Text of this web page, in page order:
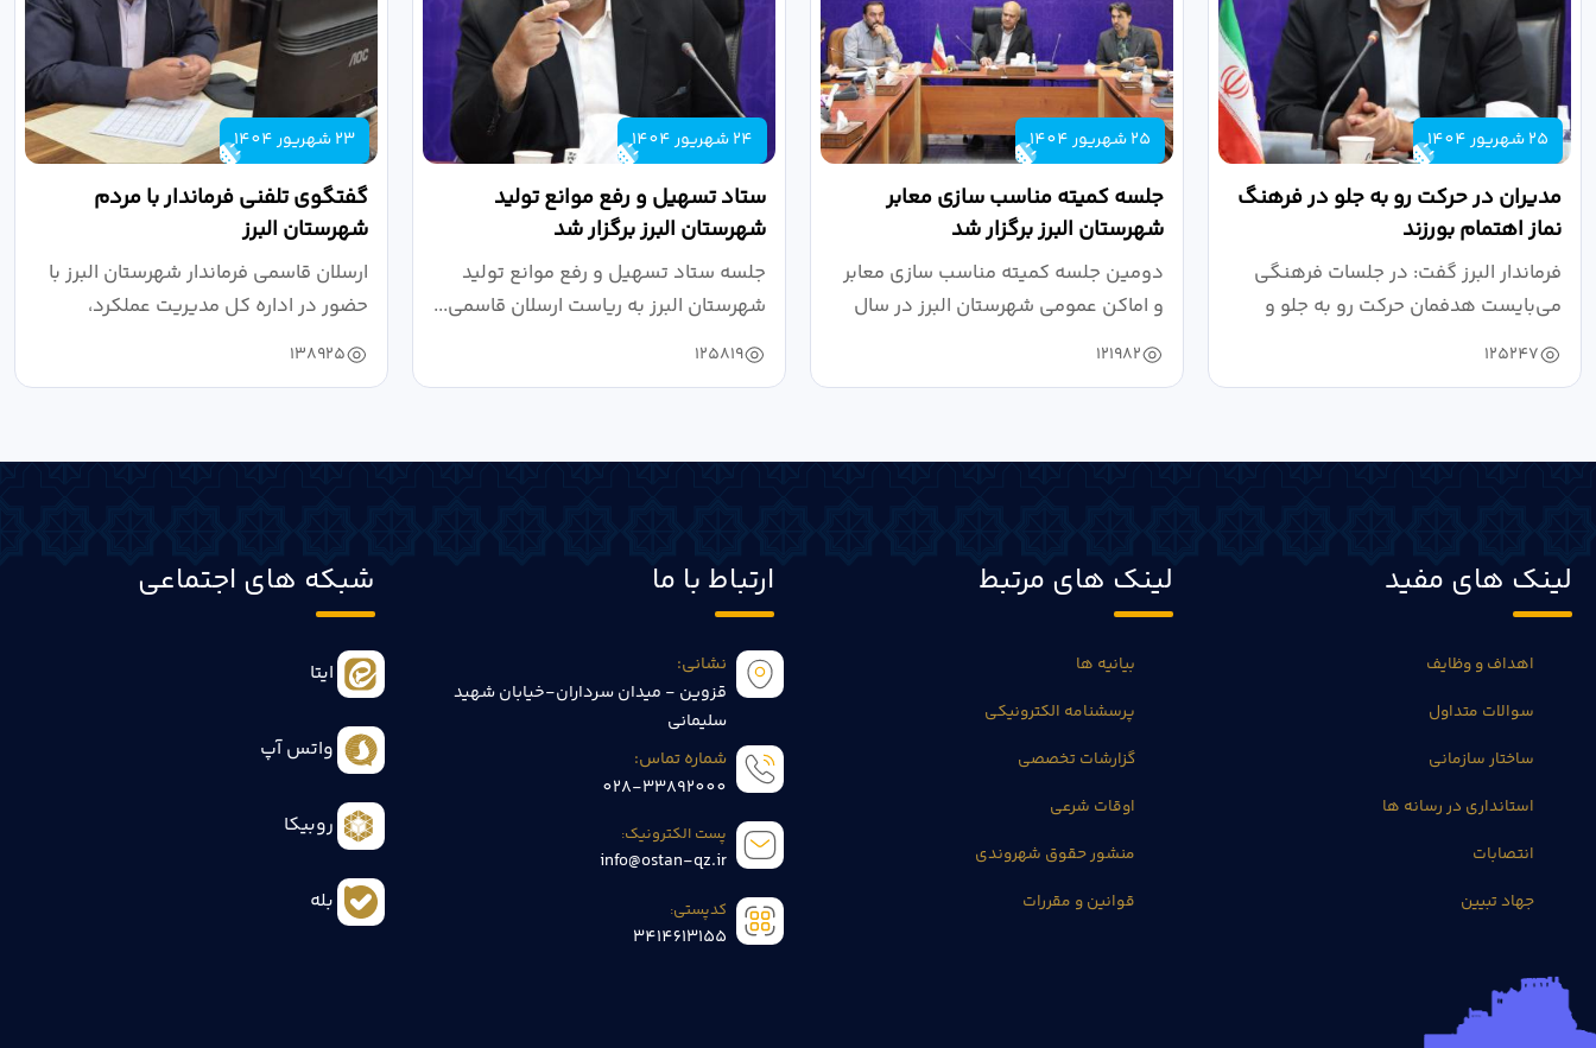
25 شهریور 1404
مدیران در حرکت رو به جلو در فرهنگ
نماز اهتمام بورزند
فرماندار البرز گفت: در جلسات فرهنگی
می‌بایست هدفمان حرکت رو به جلو و
دستیابی...
125247
25 شهریور 1404
جلسه کمیته مناسب سازی معابر
شهرستان البرز برگزار شد
دومین جلسه کمیته مناسب سازی معابر
و اماکن عمومی شهرستان البرز در سال
۱۴۰۴ به...
121982
24 شهریور 1404
ستاد تسهیل و رفع موانع تولید
شهرستان البرز برگزار شد
جلسه ستاد تسهیل و رفع موانع تولید
شهرستان البرز به ریاست ارسلان قاسمی...
125819
23 شهریور 1404
گفتگوی تلفنی فرماندار با مردم
شهرستان البرز
ارسلان قاسمی فرماندار شهرستان البرز با
حضور در اداره کل مدیریت عملکرد،
بازرسی...
138925
لینک های مفید
اهداف و وظایف
سوالات متداول
ساختار سازمانی
استانداری در رسانه ها
انتصابات
جهاد تبیین
لینک های مرتبط
بیانیه ها
پرسشنامه الکترونیکی
گزارشات تخصصی
اوقات شرعی
منشور حقوق شهروندی
قوانین و مقررات
ارتباط با ما
نشانی:
قزوین - میدان سرداران-خیابان شهید
سلیمانی
شماره تماس:
028-33892000
پست الکترونیک:
info@ostan-qz.ir
کدپستی:
3414613155
شبکه های اجتماعی
ایتا
واتس آپ
روبیکا
بله